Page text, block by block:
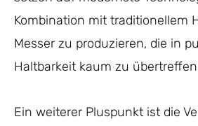
Kombination mit traditionellem
Messer zu produzieren, die in
Haltbarkeit kaum zu
Ein weiterer Pluspunkt ist die